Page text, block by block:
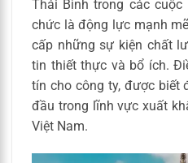
Thái Bình trong các
chức là động lực mạnh
cấp những sự kiện chất
tin thiết thực và bổ ích.
tín cho công ty, được biết
đầu trong lĩnh vực xuất
Việt Nam.